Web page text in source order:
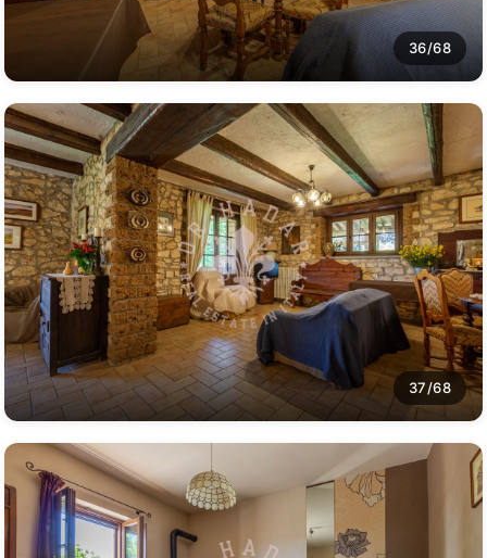
36/68
37/68